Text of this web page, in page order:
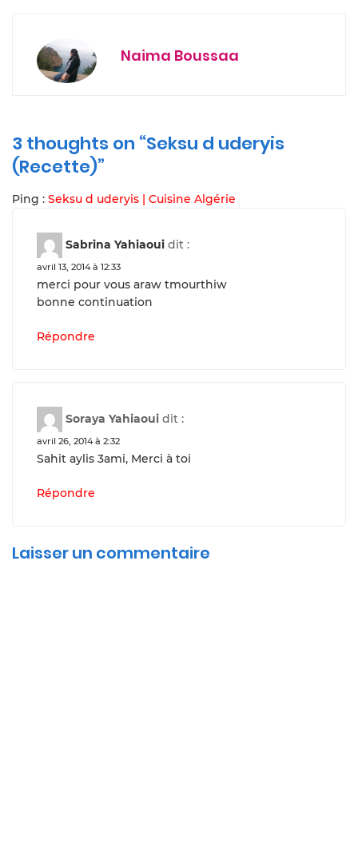
Naima Boussaa
3 thoughts on “Seksu d uderyis
(Recette)”
Ping : Seksu d uderyis | Cuisine Algérie
Sabrina Yahiaoui dit :
avril 13, 2014 à 12:33
merci pour vous araw tmourthiw
bonne continuation
Répondre
Soraya Yahiaoui dit :
avril 26, 2014 à 2:32
Sahit aylis 3ami, Merci à toi
Répondre
Laisser un commentaire